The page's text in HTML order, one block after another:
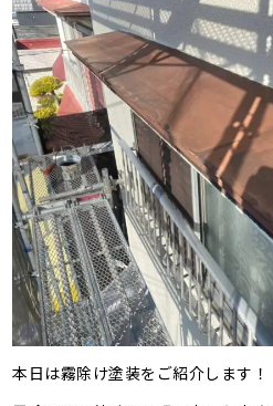
本日は霧除け塗装をご紹介します！